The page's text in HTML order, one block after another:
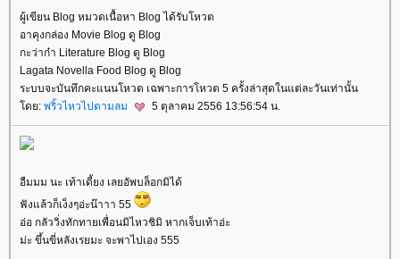
ผู้เขียน Blog หมวดเนื้อหา Blog ได้รับโหวต
อาคุงกล่อง Movie Blog ดู Blog
กะว่าก๋า Literature Blog ดู Blog
Lagata Novella Food Blog ดู Blog
ระบบจะบันทึกคะแนนโหวต เฉพาะการโหวต 5 ครั้งล่าสุดในแต่ละวันเท่านั้น
ดย: พริ้วไหวไปตามลม 5 ตุลาคม 2556 13:56:54 น.
อืมมม นะ เท้าเดี้ยง เลยอัพบล็อกมิได้
ฟังแล้วก็เง็งๆอ่ะน๊าาา 55
อ่อ กลัววิ่งทักทายเพื่อนมิไหวชิมิ หากเจ็บเท้าอ่ะ
ม่ะ ขึ้นขี่หลังเรยมะ จะพาไปเอง 555